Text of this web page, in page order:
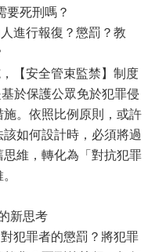
要死刑嗎？
進行報復？懲罰？教
【安全管束監禁】制度
於保護公眾免於犯罪侵
。依照比例原則，或許
如何設計時，必須將過
維，轉化為「對抗犯罪
新思考
犯罪者的懲罰？將犯罪